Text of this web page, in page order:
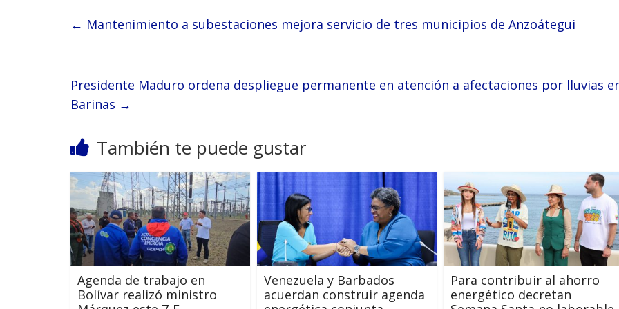
← Mantenimiento a subestaciones mejora servicio de tres municipios de Anzoátegui
Presidente Maduro ordena despliegue permanente en atención a afectaciones por lluvias
Barinas →
También te puede gustar
Agenda de trabajo en
Bolívar realizó ministro
Venezuela y Barbados
acuerdan construir agenda
Para contribuir al ahorro
energético decretan